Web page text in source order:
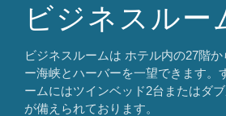
ビジネスルー
ビジネスルームは ホテル内の27階
ー海峡とハーバーを一望できます。
ームにはツインベッド2台またはダ
が備えられております。​